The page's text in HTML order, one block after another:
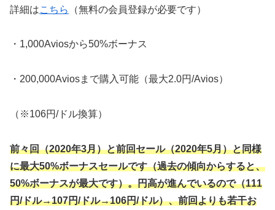
詳細はこちら （無料の会員登録が必要です）
・1,000Aviosから50%ボーナス
・200,000Aviosまで購入可能（最大2.0円/Avios）
（※106円/ドル換算）
前々回（2020年3月）と前回セール（2020年5月）と同様
に最大50%ボーナスセールです（過去の傾向からすると、
50%ボーナスが最大です）。円高が進んでいるので（111
円/ドル→107円/ドル→106円/ドル）、前回よりも若干お